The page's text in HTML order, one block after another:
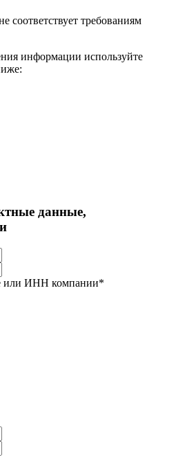
соответствует требованиям
информации используйте
данные,
или ИНН компании*